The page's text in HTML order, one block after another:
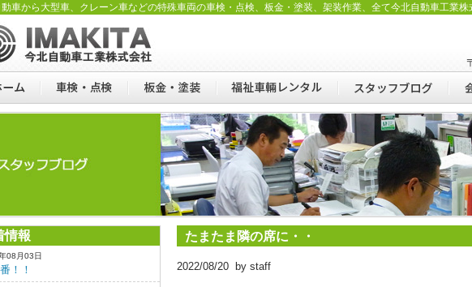
車から大型車、クレーン車などの特殊車両の車検・点検、板金・塗装、架装作業、全て今北自動車工業株
情報
08月03日
！！
たまたま隣の席に・・
2022/08/20 by staff